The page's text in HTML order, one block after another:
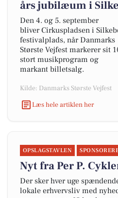
års jubilæum i
Den 4. og 5. september
bliver Cirkuspladsen i
festivalplads, når Danmarks
Største Vejfest markerer sit
stort musikprogram og
markant billetsalg.
Kilde: Danmarks Største Vejfest
Læs hele artiklen her
OPSLAGSTAVLEN
Nyt fra Per P.
Der sker hver uge
lokale erhvervsliv med